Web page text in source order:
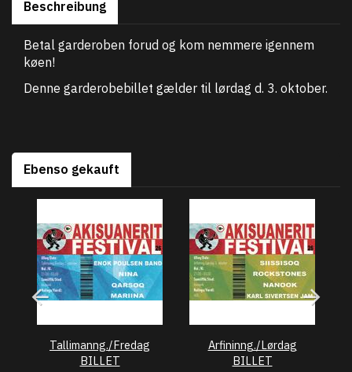
Beschreibung
Betal garderoben forud og kom nemmere igennem
køen!
Denne garderobebillet gælder til lørdag d. 3. oktober.
Ebenso gekauft
Tallimanng./Fredag
BILLET
Arfininng./Lørdag
BILLET